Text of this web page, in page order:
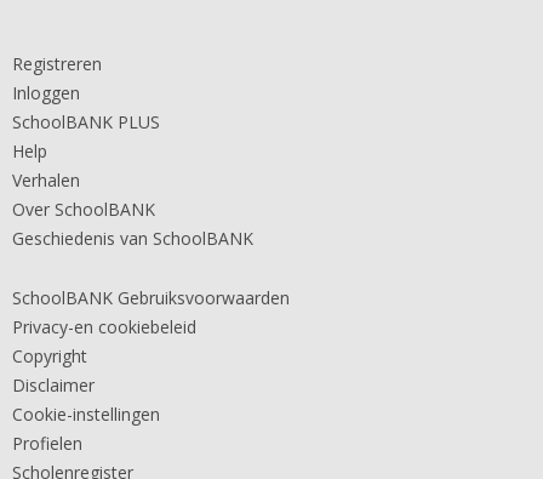
Registreren
Inloggen
SchoolBANK PLUS
Help
Verhalen
Over SchoolBANK
Geschiedenis van SchoolBANK
SchoolBANK Gebruiksvoorwaarden
Privacy-en cookiebeleid
Copyright
Disclaimer
Cookie-instellingen
Profielen
Scholenregister